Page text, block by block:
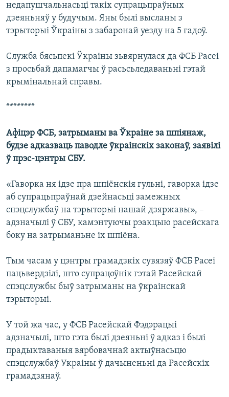
недапушчальнасьці такіх супрацьпраўных
дзеяньняў у будучым. Яны былі высланы з
тэрыторыі Ўкраіны з забаронай уезду на 5 гадоў.
Служба бясьпекі Ўкраіны зьвярнулася да ФСБ Расеі
з просьбай дапамагчы ў расьсьледаваньні гэтай
крымінальнай справы.
********
Афіцэр ФСБ, затрыманы ва Ўкраіне за шпіянаж,
будзе адказваць паводле ўкраінскіх законаў, заявілі
ў прэс-цэнтры СБУ.
«Гаворка ня ідзе пра шпіёнскія гульні, гаворка ідзе
аб супрацьпраўнай дзейнасьці замежных
спэцслужбаў на тэрыторыі нашай дзяржавы», –
адзначылі ў СБУ, камэнтуючы рэакцыю расейскага
боку на затрыманьне іх шпіёна.
Тым часам у цэнтры грамадзкіх сувязяў ФСБ Расеі
пацьвердзілі, што супрацоўнік гэтай Расейскай
спэцслужбы быў затрыманы на ўкраінскай
тэрыторыі.
У той жа час, у ФСБ Расейскай Фэдэрацыі
адзначылі, што гэта былі дзеяньні ў адказ і былі
прадыктаваныя вярбовачнай актыўнасьцю
спэцслужбаў Украіны ў дачыненьні да Расейскіх
грамадзянаў.